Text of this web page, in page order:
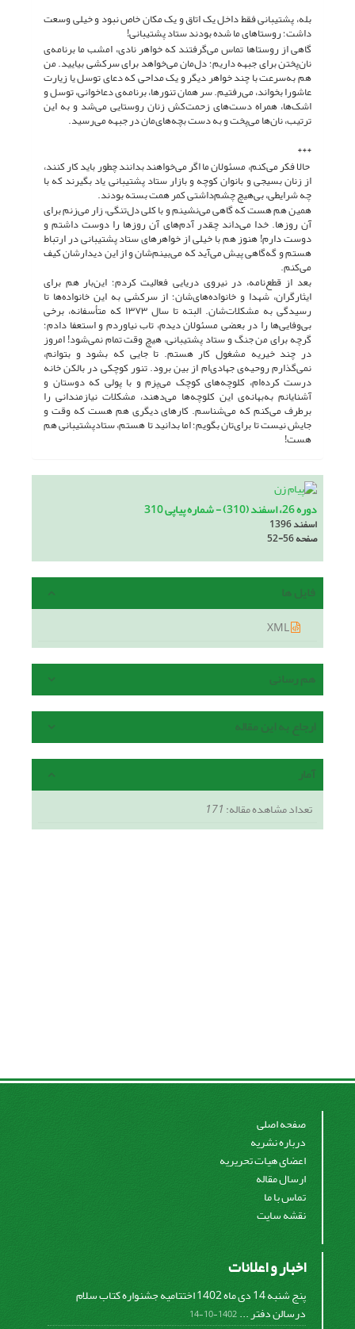
بله، پشتیبانی فقط داخل یک اتاق و یک مکان خاص نبود و خیلی وسعت
داشت؛ روستاهای ما شده بودند ستاد پشتیبانی!
گاهی از روستاها تماس می‌گرفتند که خواهر نادی، امشب ما برنامه‌ی
نان‌پختن برای جبهه داریم؛ دل‌مان می‌خواهد برای سرکشی بیایید. من
هم به‌سرعت با چند خواهر دیگر و یک مداحی که دعای توسل یا زیارت
عاشورا بخواند، می‌رفتیم. سر همان تنورها، برنامه‌ی دعاخوانی، توسل و
اشک‌ها، همراه دست‌های زحمت‌کش زنان روستایی می‌شد و به این
ترتیب، نا‌ن‌ها می‌پخت و به دست بچه‌های‌مان در جبهه می‌رسید.‌
***
حالا فکر می‌کنم، مسئولان ما اگر می‌خواهند بدانند چطور باید کار کنند،
از زنان بسیجی و بانوان کوچه و بازار ستاد پشتیبانی یاد بگیرند که با
چه شرایطی، بی‌هیچ چشم‌داشتی کمر همت بسته بودند.
همین هم هست که گاهی می‌نشینم و با کلی دل‌تنگی، زار می‌زنم برای
آن روزها. خدا می‌داند چقدر آدم‌های آن روزها را دوست داشتم و
دوست دارم! هنوز هم با خیلی از خواهرهای ستاد پشتیبانی در ارتباط
هستم و گه‌گاهی پیش می‌آید که می‌بینم‌شان و از این دیدارشان کیف
می‌کنم.
بعد از قطع‌نامه، در نیروی دریایی فعالیت کردم؛ این‌بار هم برای
ایثارگران، شهدا و خانواده‌های‌شان؛ از سرکشی به این خانواده‌ها تا
رسیدگی به مشکلات‌شان. البته تا سال ١٣٧٣ که متأسفانه، برخی
بی‌وفایی‌ها را در بعضی مسئولان دیدم، تاب نیاوردم و استعفا دادم؛
گرچه برای من جنگ و ستاد پشتیبانی، هیچ وقت تمام نمی‌شود! امروز
در چند خیریه مشغول کار هستم. تا جایی که بشود و بتوانم،
نمی‌گذارم روحیه‌ی جهادی‌ام از بین برود. تنور کوچکی در بالکن خانه
درست کرده‌ام، کلوچه‌های کوچک می‌پزم و با پولی که دوستان و
آشنایانم به‌بهانه‌ی این کلوچه‌ها می‌دهند، مشکلات نیازمندانی را
برطرف می‌کنم که می‌شناسم. کارهای دیگری هم هست که وقت و
جایش نیست تا برای‌تان بگویم؛ اما بدانید تا هستم، ستادپشتیبانی هم
هست!
دوره 26، اسفند (310) - شماره پیاپی 310
اسفند 1396
صفحه52-56
فایل ها
هم رسانی
ارجاع به این مقاله
آمار
تعداد مشاهده مقاله:171
صفحه اصلی
درباره نشریه
اعضای هیات تحریریه
ارسال مقاله
تماس با ما
نقشه سایت
اخبار و اعلانات
پنج شنبه 14 دی ماه 1402 اختتامیه جشنواره کتاب سلام
درسالن دفتر ...1402-10-14